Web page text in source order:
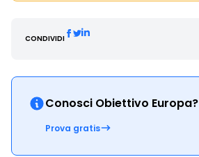
CONDIVIDI
Conosci Obiettivo Europa?
Prova gratis